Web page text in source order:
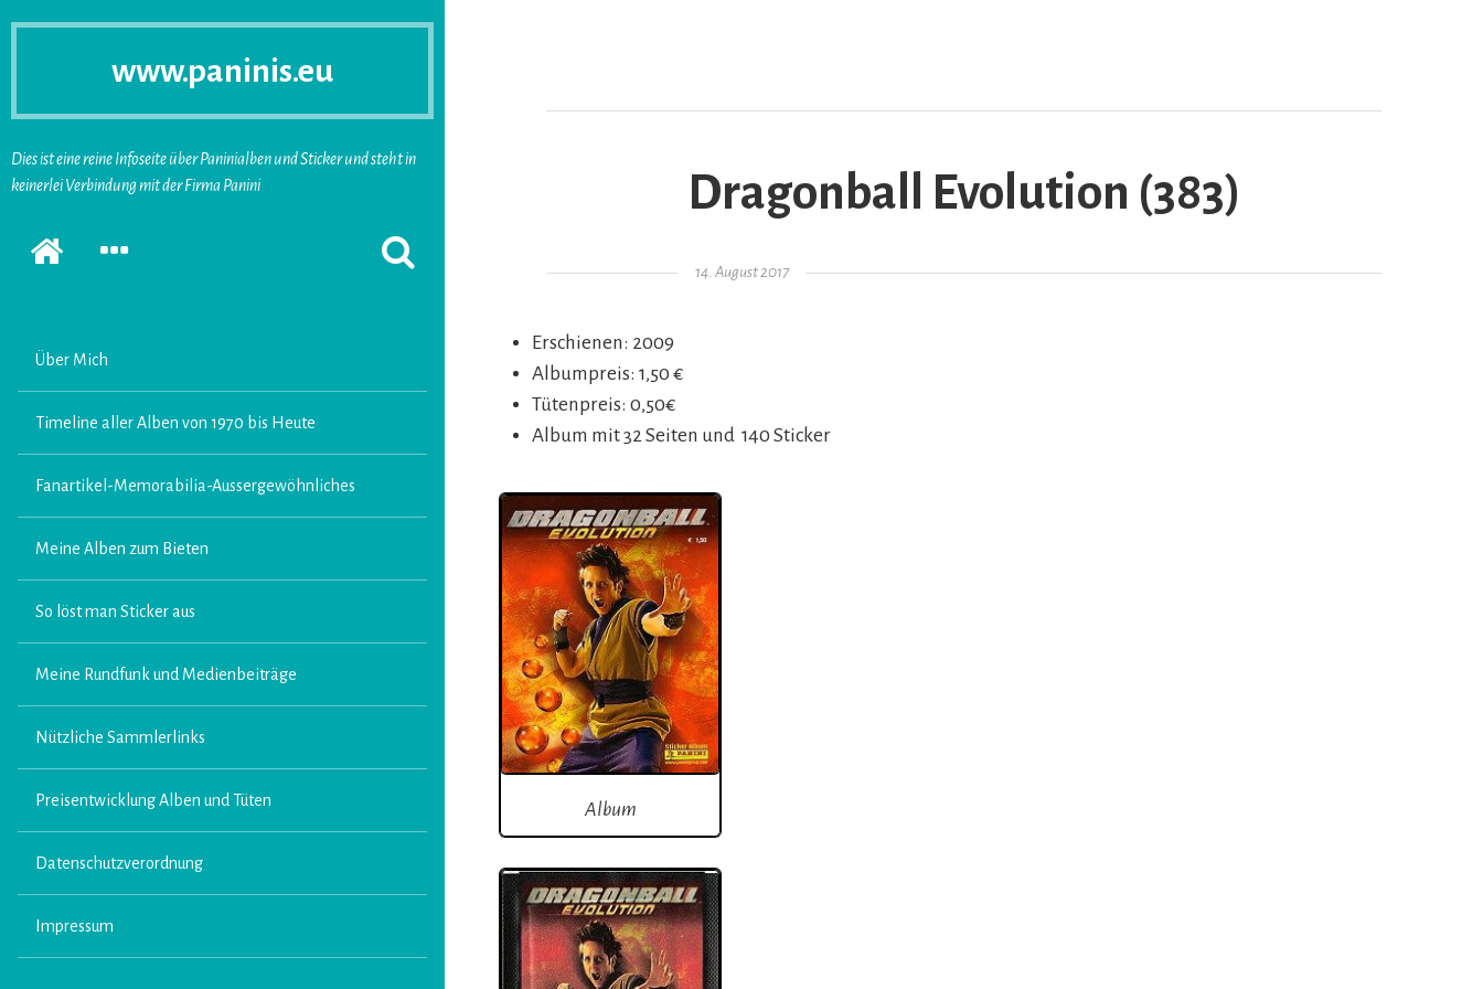
www.paninis.eu
Dies ist eine reine Infoseite über Paninialben und Sticker und steht in
keinerlei Verbindung mit der Firma Panini
Startseite
SEKUNDÄRE
SUCHFORMULAR
ERSCHEINEN
Über Mich
Timeline aller Alben von 1970 bis Heute
Fanartikel-Memorabilia-Aussergewöhnliches
Meine Alben zum Bieten
So löst man Sticker aus
Meine Rundfunk und Medienbeiträge
Nützliche Sammlerlinks
Preisentwicklung Alben und Tüten
Datenschutzverordnung
Impressum
Dragonball Evolution (383)
Gepostet am
14. August 2017
Erschienen: 2009
Albumpreis: 1,50 €
Tütenpreis: 0,50€
Album mit 32 Seiten und 140 Sticker
Album